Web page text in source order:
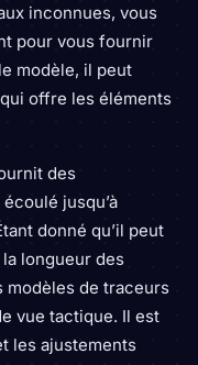
inconnues, vous
pour vous fournir
modèle, il peut
qui offre les éléments
des
jusqu’à
donné qu’il peut
longueur des
de traceurs
vue tactique. Il est
les ajustements